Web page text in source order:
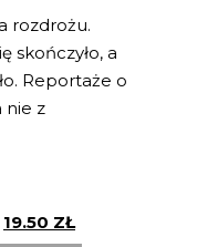
rozdrożu.
skończyło, a
Reportaże o
nie z
19.50 ZŁ